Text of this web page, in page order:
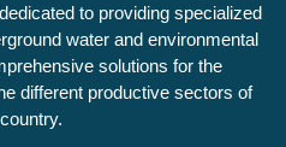
to providing specialized
water and environmental
solutions for the
different productive sectors of